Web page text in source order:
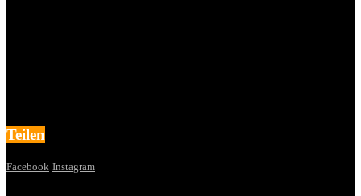
Teilen
Facebook Instagram